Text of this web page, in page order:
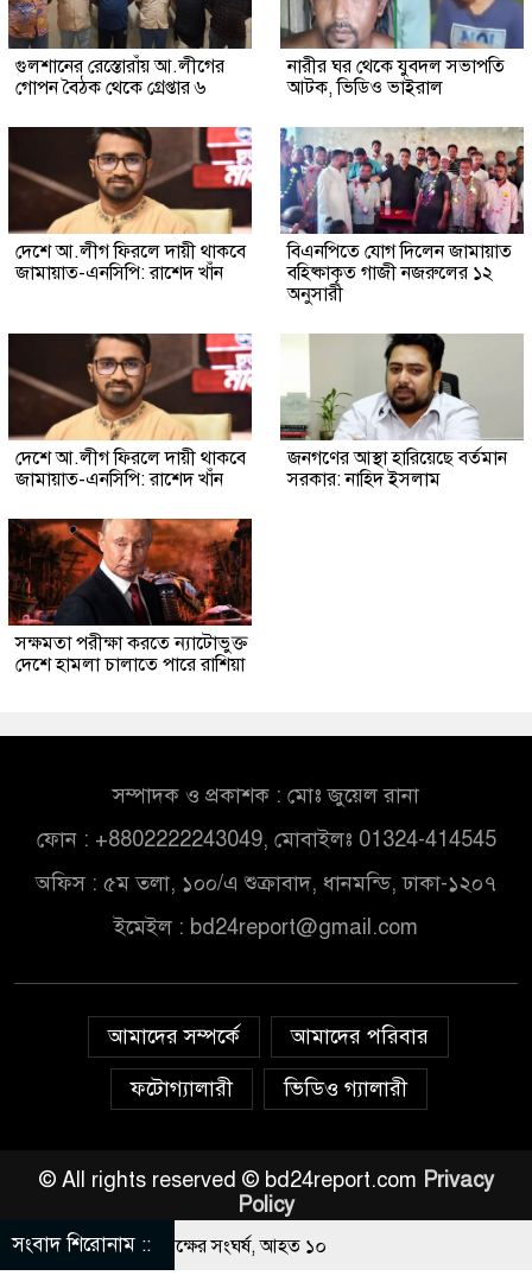
গুলশানের রেস্তোরাঁয় আ.লীগের
গোপন বৈঠক থেকে গ্রেপ্তার ৬
নারীর ঘর থেকে যুবদল সভাপতি
আটক, ভিডিও ভাইরাল
দেশে আ.লীগ ফিরলে দায়ী থাকবে
জামায়াত-এনসিপি: রাশেদ খাঁন
বিএনপিতে যোগ দিলেন জামায়াত
বহিষ্কাকৃত গাজী নজরুলের ১২
অনুসারী
দেশে আ.লীগ ফিরলে দায়ী থাকবে
জামায়াত-এনসিপি: রাশেদ খাঁন
জনগণের আস্থা হারিয়েছে বর্তমান
সরকার: নাহিদ ইসলাম
সক্ষমতা পরীক্ষা করতে ন্যাটোভুক্ত
দেশে হামলা চালাতে পারে রাশিয়া
সম্পাদক ও প্রকাশক : মোঃ জুয়েল রানা
ফোন : +8802222243049, মোবাইলঃ 01324-414545
অফিস : ৫ম তলা, ১০০/এ শুক্রাবাদ, ধানমন্ডি, ঢাকা-১২০৭
ইমেইল : bd24report@gmail.com
আমাদের সম্পর্কে
আমাদের পরিবার
ফটোগ্যালারী
ভিডিও গ্যালারী
© All rights reserved © bd24report.com Privacy
Policy
সংবাদ শিরোনাম ::
নিয়ে বর ও কনেপক্ষের সংঘর্ষ, আহত ১০